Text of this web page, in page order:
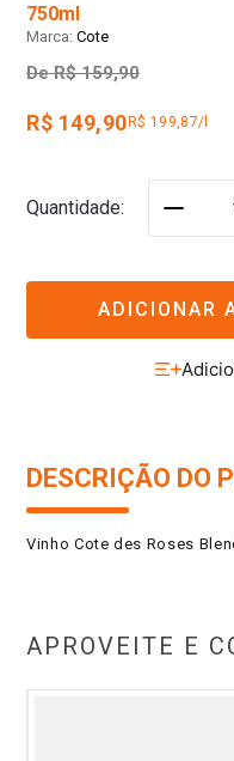
750ml
Cote
De R$ 159,90
R$ 149,90 R$ 199,87/l
Quantidade
ADICIONAR
DESCRIÇÃO DO
Vinho Cote des Roses
APROVEITE E